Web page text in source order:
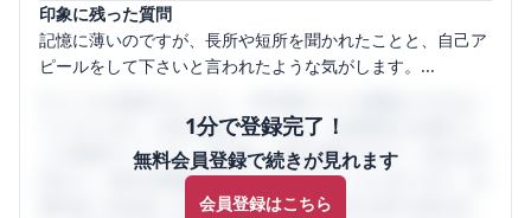
印象に残った質問
記憶に薄いのですが、長所や短所を聞かれたことと、自己ア
ピールをして下さいと言われたような気がします。...
1分で登録完了！
無料会員登録で続きが見れます
会員登録はこちら
うになります。SHEHUB(シーハブ)は、女性限定の企業口コ
ミの投稿サイトです。給与面・女性の働きやすさ・会社の評
判など、女性の転職は気にすべき点がたくさんあります。先
輩社員（元社員）の口コミを通して、本当の会社の姿を知